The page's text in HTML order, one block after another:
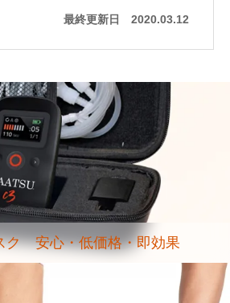
最終更新日 2020.03.12
ク 安心・低価格・即効果